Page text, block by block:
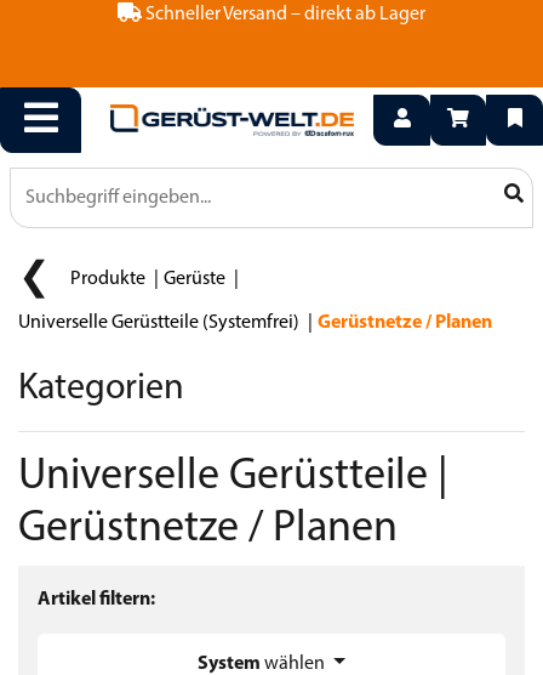
Schneller Versand – direkt ab Lager
Produkte Gerüste
Universelle Gerüstteile (Systemfrei) Gerüstnetze / Planen
Kategorien
Universelle Gerüstteile |
Gerüstnetze / Planen
Artikel filtern:
System wählen